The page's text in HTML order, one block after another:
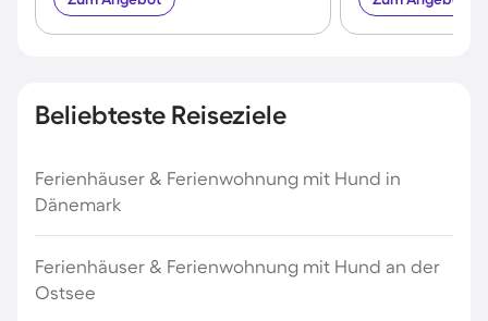
Beliebteste Reiseziele
Ferienhäuser & Ferienwohnung mit Hund in
Dänemark
Ferienhäuser & Ferienwohnung mit Hund an der
Ostsee